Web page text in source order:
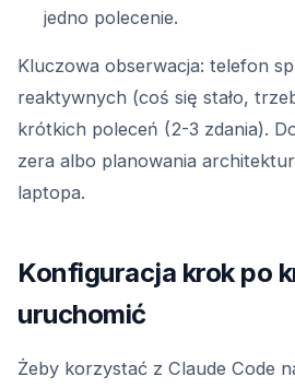
jedno polecenie.
Kluczowa obserwacja: telefon
reaktywnych (coś się stało,
krótkich poleceń (2-3 zdania).
zera albo planowania
laptopa.
Konfiguracja krok po
uruchomić
Żeby korzystać z Claude Code